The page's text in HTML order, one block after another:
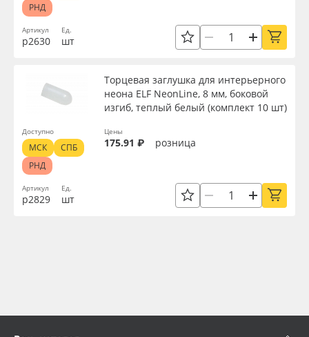
Артикул
р2630
Ед.
шт
РНД
Артикул
р2829
Торцевая заглушка для интерьерного
неона ELF NeonLine, 8 мм, боковой
изгиб, теплый белый (комплект 10 шт)
Ед.
шт
Цены
175.91 ₽ розница
Доступно
МСК
СПБ
РНД